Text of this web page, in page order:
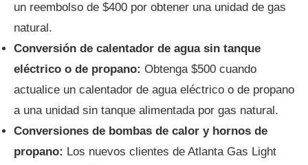
un reembolso de $400 por obtener una unidad de gas
natural.
Conversión de calentador de agua sin tanque
eléctrico o de propano: Obtenga $500 cuando
actualice un calentador de agua eléctrico o de propano
a una unidad sin tanque alimentada por gas natural.
Conversiones de bombas de calor y hornos de
propano: Los nuevos clientes de Atlanta Gas Light